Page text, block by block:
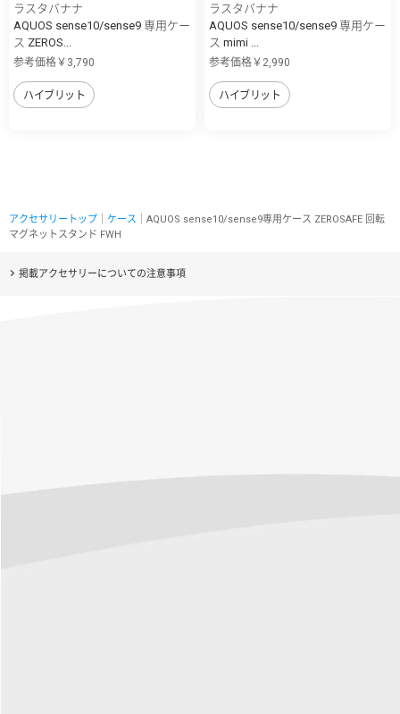
ラスタバナナ
AQUOS sense10/sense9 専用ケー
ス ZEROS...
参考価格￥3,790
ハイブリット
ラスタバナナ
AQUOS sense10/sense9 専用ケー
ス mimi ...
参考価格￥2,990
ハイブリット
アクセサリートップ ケース ｜AQUOS sense10/sense9専用ケース ZEROSAFE 回転
マグネットスタンド FWH
掲載アクセサリーについての注意事項